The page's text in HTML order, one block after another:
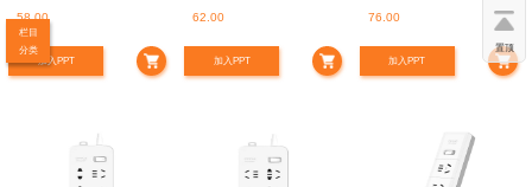
栏目
分类
58.00
加入PPT
62.00
加入PPT
76.00
加入PPT
置顶